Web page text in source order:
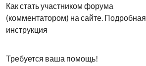
Как стать участником форума
(комментатором) на сайте. Подробная
инструкция
Требуется ваша помощь!